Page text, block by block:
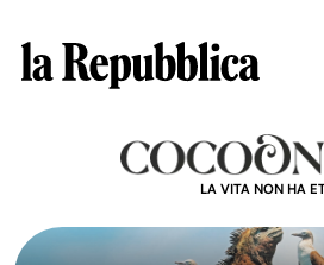
LA VITA NON HA